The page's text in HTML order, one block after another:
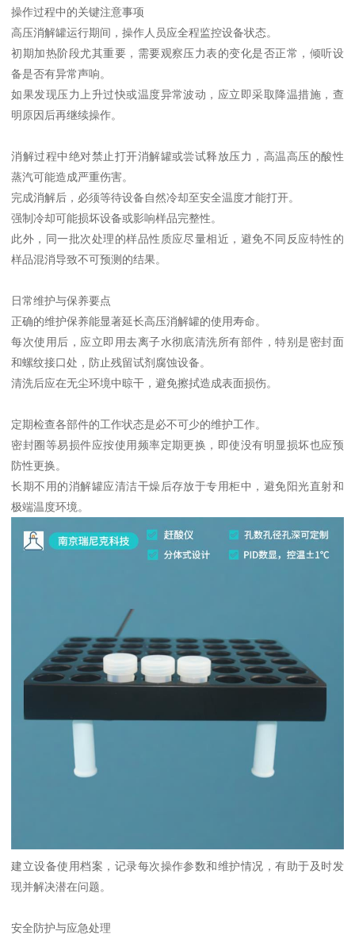
操作过程中的关键注意事项
高压消解罐运行期间，操作人员应全程监控设备状态。
初期加热阶段尤其重要，需要观察压力表的变化是否正常，倾听设
备是否有异常声响。
如果发现压力上升过快或温度异常波动，应立即采取降温措施，查
明原因后再继续操作。
消解过程中绝对禁止打开消解罐或尝试释放压力，高温高压的酸性
蒸汽可能造成严重伤害。
完成消解后，必须等待设备自然冷却至安全温度才能打开。
强制冷却可能损坏设备或影响样品完整性。
此外，同一批次处理的样品性质应尽量相近，避免不同反应特性的
样品混消导致不可预测的结果。
日常维护与保养要点
正确的维护保养能显著延长高压消解罐的使用寿命。
每次使用后，应立即用去离子水彻底清洗所有部件，特别是密封面
和螺纹接口处，防止残留试剂腐蚀设备。
清洗后应在无尘环境中晾干，避免擦拭造成表面损伤。
定期检查各部件的工作状态是必不可少的维护工作。
密封圈等易损件应按使用频率定期更换，即使没有明显损坏也应预
防性更换。
长期不用的消解罐应清洁干燥后存放于专用柜中，避免阳光直射和
极端温度环境。
建立设备使用档案，记录每次操作参数和维护情况，有助于及时发
现并解决潜在问题。
安全防护与应急处理